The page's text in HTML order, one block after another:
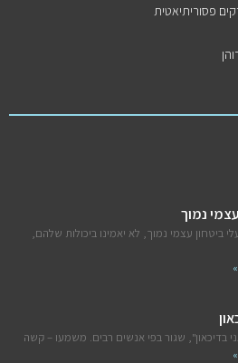
פסוריתיאטית
נמוך
ביטחון עצמי נמוך, לא יאמינו ביכולות שלהם,
בדיכאון", שגור בפי אנשים רבים. משמעו – קשה